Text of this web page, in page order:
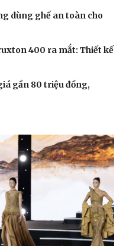
nghệ
Chuyển đổi số
dùng ghế an toàn cho
400 ra mắt: Thiết kế
gần 80 triệu đồng,